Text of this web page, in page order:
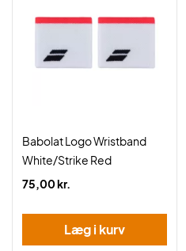
Babolat Logo Wristband
White/Strike Red
75,00 kr.
Læg i kurv